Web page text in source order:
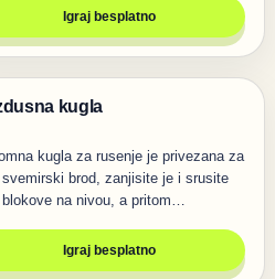
Igraj besplatno
kugla
kugla za rusenje je privezana za
brod, zanjisite je i srusite
na nivou, a pritom…
Igraj besplatno